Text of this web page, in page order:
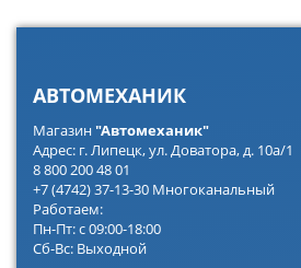
АВТОМЕХАНИК
Магазин"Автомеханик"
Адрес: г. Липецк, ул. Доватора, д. 10а/1
8 800 200 48 01
+7 (4742) 37-13-30 Многоканальный
Работаем:
Пн-Пт: с 09:00-18:00
Сб-Вс: Выходной